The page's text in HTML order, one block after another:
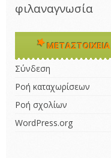
φιλαναγνωσία
ΜΕΤΑΣΤΟΙΧΕΊΑ
Σύνδεση
Ροή καταχωρίσεων
Ροή σχολίων
WordPress.org